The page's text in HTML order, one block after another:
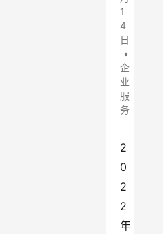
1
4
日
•
企
业
服
务
2
0
2
2
年